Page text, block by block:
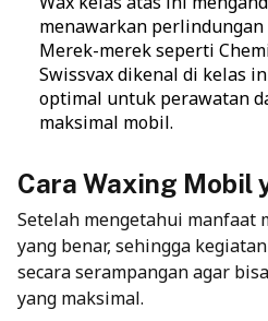
menawarkan
Merek-merek seperti
Swissvax dikenal di kelas
optimal untuk perawatan
maksimal mobil.
Cara Waxing Mobil
Setelah mengetahui manfaat
yang benar, sehingga
secara serampangan agar
yang maksimal.